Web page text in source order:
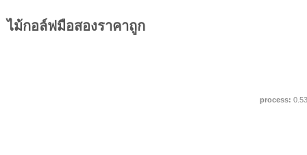
ไม้กอล์ฟมือสองราคาถูก
process: